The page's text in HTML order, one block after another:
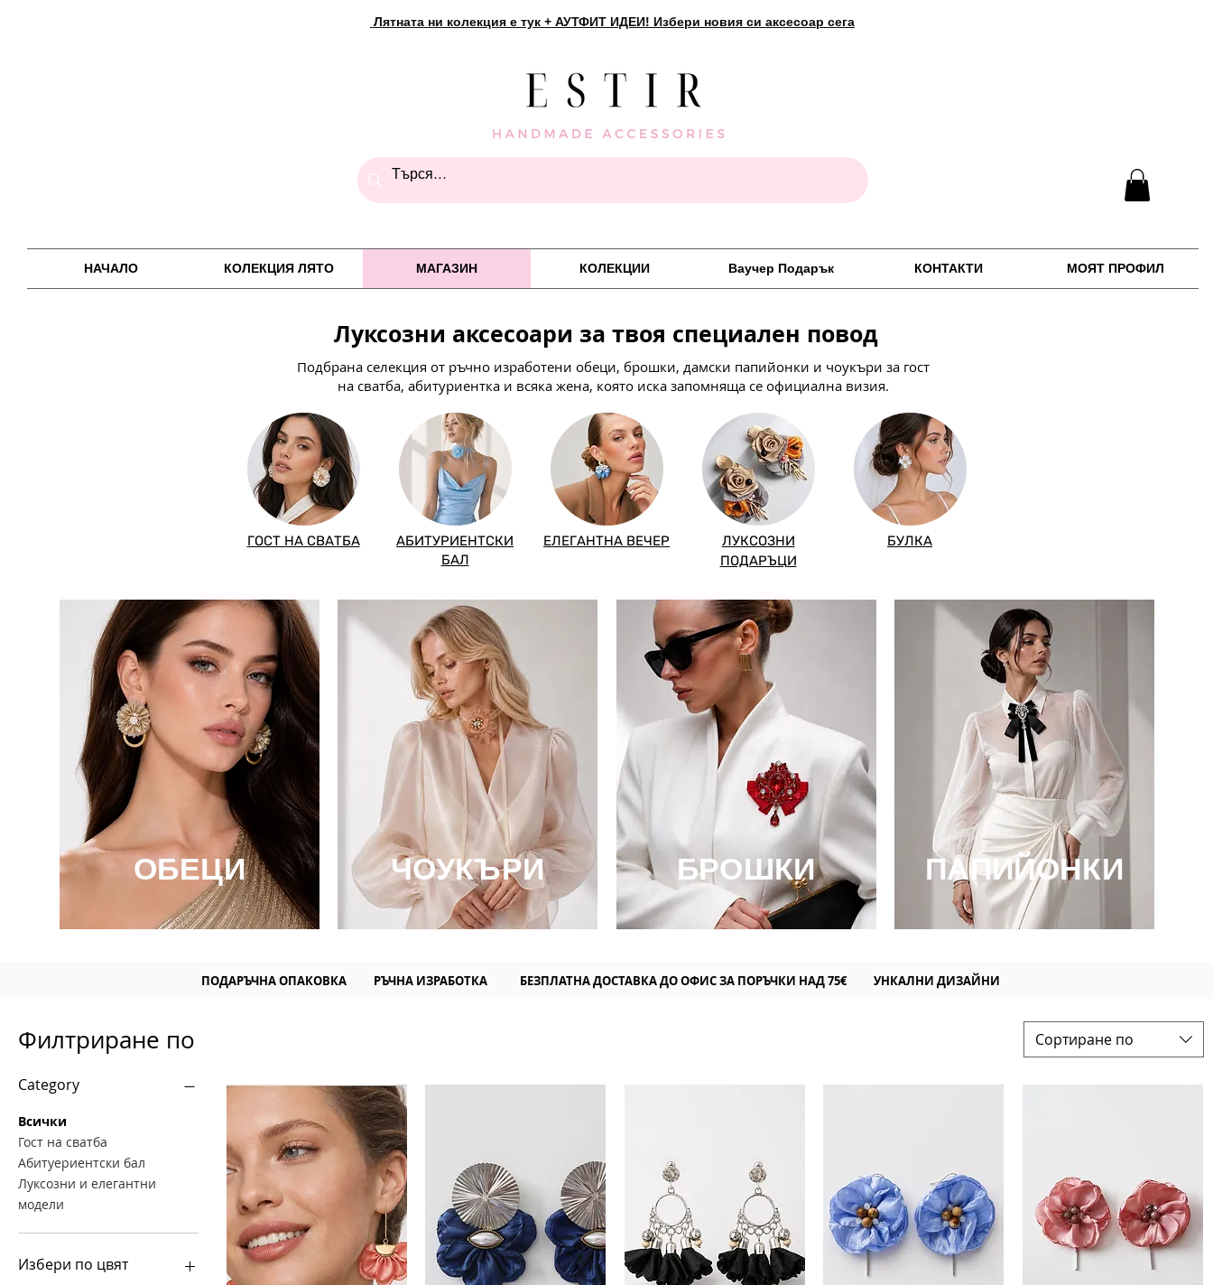
Лятната ни колекция е тук + АУТФИТ ИДЕИ! Избери новия си аксесоар сега
НАЧАЛО КОЛЕКЦИЯ ЛЯТО МАГАЗИН КОЛЕКЦИИ Ваучер Подарък КОНТАКТИ МОЯТ ПРОФИЛ
Луксозни аксесоари за твоя специален повод
Подбрана селекция от ръчно изработени обеци, брошки, дамски папийонки и чоукъри за гост
на сватба, абитуриентка и всяка жена, която иска запомняща се официална визия.
ГОСТ НА СВАТБА
АБИТУРИЕНТСКИ
БАЛ
ЕЛЕГАНТНА ВЕЧЕР
ЛУКСОЗНИ
ПОДАРЪЦИ
БУЛКА
ОБЕЦИ ЧОУКЪРИ БРОШКИ ПАПИЙОНКИ
ПОДАРЪЧНА ОПАКОВКА РЪЧНА ИЗРАБОТКА БЕЗПЛАТНА ДОСТАВКА ДО ОФИС ЗА ПОРЪЧКИ НАД 75€ УНКАЛНИ ДИЗАЙНИ
Филтриране по
Category
Всички
Гост на сватба
Абитуериентски бал
Луксозни и елегантни
модели
Избери по цвят
Сортиране по